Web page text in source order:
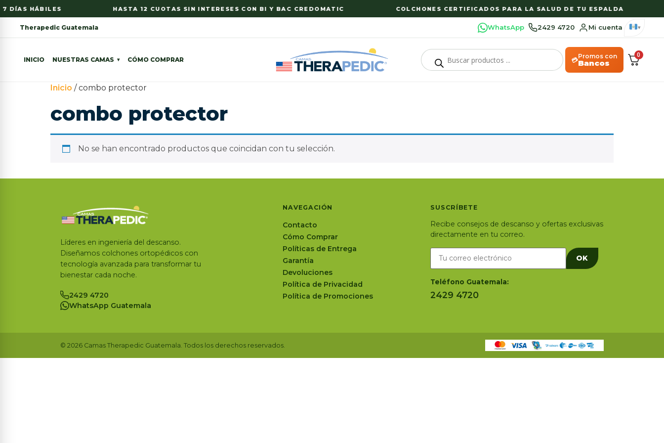
DÍAS HÁBILES HASTA 12 CUOTAS SIN INTERESES CON BI Y BAC CREDOMATIC COLCHONES CERTIFICADOS PARA LA SALUD DE TU ESPALDA
Therapedic Guatemala WhatsApp 2429 4720 Mi cuenta
INICIO NUESTRAS CAMAS CÓMO COMPRAR 💳
Promos con
Bancos
0
Inicio / combo protector
combo protector
No se han encontrado productos que coincidan con tu selección.
Líderes en ingeniería del descanso.
Diseñamos colchones ortopédicos con
tecnología avanzada para transformar tu
bienestar cada noche.
2429 4720
WhatsApp Guatemala
NAVEGACIÓN
Contacto
Cómo Comprar
Políticas de Entrega
Garantía
Devoluciones
Política de Privacidad
Política de Promociones
SUSCRÍBETE
Recibe consejos de descanso y ofertas exclusivas
directamente en tu correo.
OK
Teléfono Guatemala:
2429 4720
© 2026 Camas Therapedic Guatemala. Todos los derechos reservados.